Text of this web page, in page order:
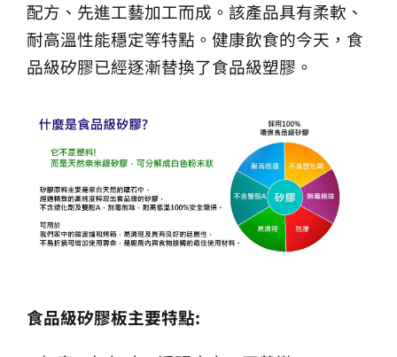
聯繫洽詢
配方、先進工藝加工而成。該產品具有柔軟、
耐高溫性能穩定等特點。健康飲食的今天，食
品級矽膠已經逐漸替換了食品級塑膠。
食品級矽膠板主要特點: